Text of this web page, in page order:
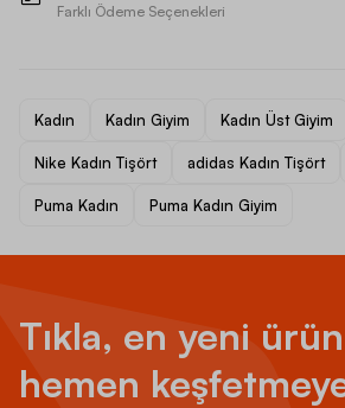
Farklı Ödeme Seçenekleri
Kadın Kadın Giyim Kadın Üst Giyim
Nike Kadın Tişört adidas Kadın Tişört
Puma Kadın Puma Kadın Giyim
Tıkla, en yeni
hemen